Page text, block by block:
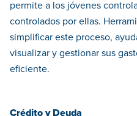
permite a los jóvenes
controlados por ellas.
simplificar este proceso,
visualizar y gestionar sus
eficiente.
Crédito y Deuda